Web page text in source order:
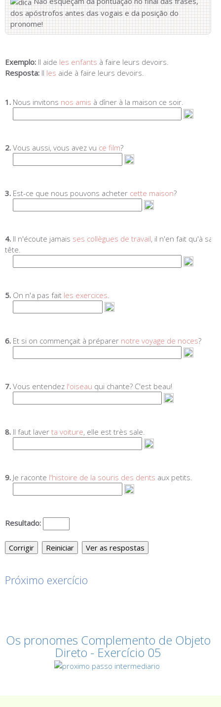
dos apóstrofos antes das vogais e da posição do
pronome!
Próximo exercício
Os pronomes Complemento de Objeto
Direto - Exercício 05